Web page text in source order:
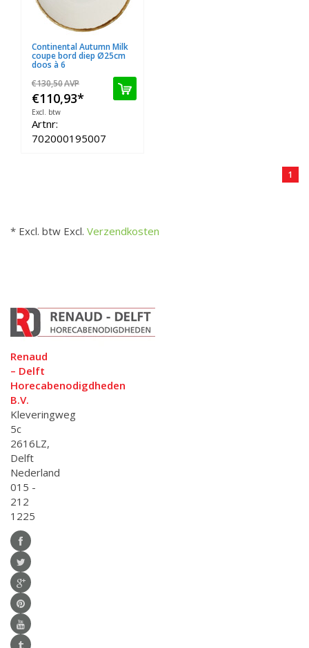
Continental Autumn Milk
coupe bord diep Ø25cm
doos à 6
€130,50AVP
€110,93*
Excl. btw
Artnr:
702000195007
1
* Excl. btw Excl. Verzendkosten
Renaud
– Delft
Horecabenodigdheden
B.V.
Kleveringweg
5c
2616LZ,
Delft
Nederland
015 -
212
1225